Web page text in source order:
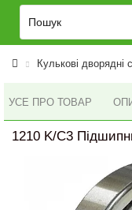
Кулькові дворядні
УСЕ ПРО ТОВАР
1210 K/C3